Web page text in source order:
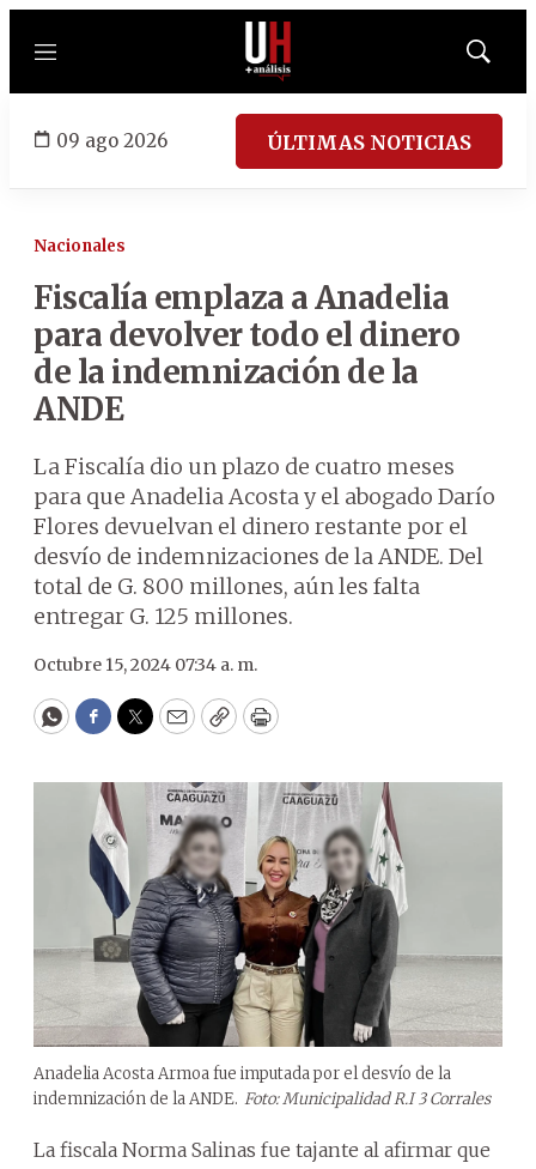
Menú
Mostrar
09 ago 2026 ÚLTIMAS NOTICIAS
Nacionales
Fiscalía emplaza a Anadelia
para devolver todo el dinero
de la indemnización de la
ANDE
La Fiscalía dio un plazo de cuatro meses
para que Anadelia Acosta y el abogado Darío
Flores devuelvan el dinero restante por el
desvío de indemnizaciones de la ANDE. Del
total de G. 800 millones, aún les falta
entregar G. 125 millones.
Octubre 15, 2024 07:34 a. m.
WhatsApp
Facebook
Twitter
EmailCopyPrint
Anadelia Acosta Armoa fue imputada por el desvío de la
indemnización de la ANDE. Foto: Municipalidad R.I 3 Corrales
La fiscala Norma Salinas fue tajante al afirmar que